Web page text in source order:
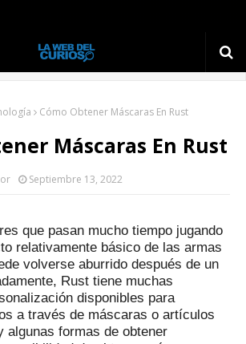
Cómo Obtener Máscaras En Rust
Máscaras En Rust
Septiembre 13, 2022
que pasan mucho tiempo jugando
relativamente básico de las armas
volverse aburrido después de un
Rust tiene muchas
disponibles para
a través de máscaras o artículos
algunas formas de obtener